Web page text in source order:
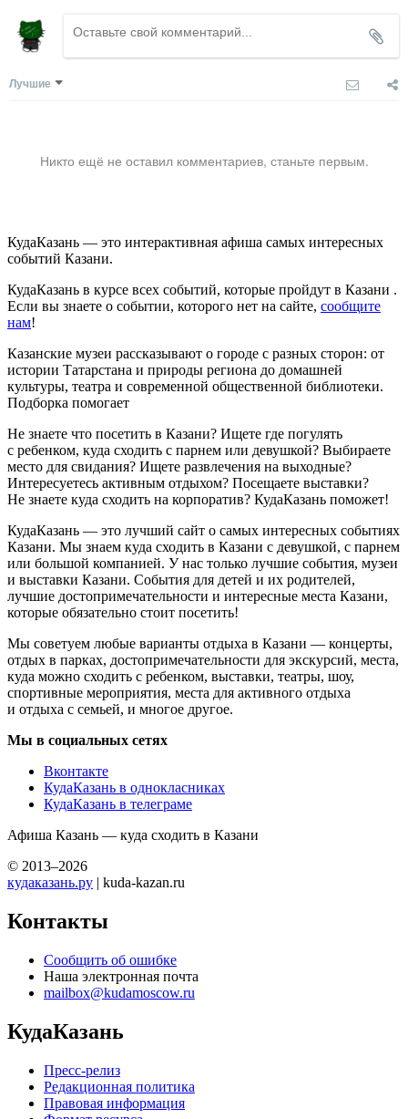
Лучшие
Никто ещё не оставил комментариев, станьте первым.
КудаКазань — это интерактивная афиша самых интересных
событий Казани.
КудаКазань в курсе всех событий, которые пройдут в Казани .
Если вы знаете о событии, которого нет на сайте, сообщите
нам!
Казанские музеи рассказывают о городе с разных сторон: от
истории Татарстана и природы региона до домашней
культуры, театра и современной общественной библиотеки.
Подборка помогает
Не знаете что посетить в Казани? Ищете где погулять
с ребенком, куда сходить с парнем или девушкой? Выбираете
место для свидания? Ищете развлечения на выходные?
Интересуетесь активным отдыхом? Посещаете выставки?
Не знаете куда сходить на корпоратив? КудаКазань поможет!
КудаКазань — это лучший сайт о самых интересных событиях
Казани. Мы знаем куда сходить в Казани с девушкой, с парнем
или большой компанией. У нас только лучшие события, музеи
и выставки Казани. События для детей и их родителей,
лучшие достопримечательности и интересные места Казани,
которые обязательно стоит посетить!
Мы советуем любые варианты отдыха в Казани — концерты,
отдых в парках, достопримечательности для экскурсий, места,
куда можно сходить с ребенком, выставки, театры, шоу,
спортивные мероприятия, места для активного отдыха
и отдыха с семьей, и многое другое.
Мы в социальных сетях
Вконтакте
КудаКазань в однокласниках
КудаКазань в телеграме
Афиша Казань — куда сходить в Казани
© 2013–2026
кудаказань.ру | kuda-kazan.ru
Контакты
Сообщить об ошибке
Наша электронная почта
mailbox@kudamoscow.ru
КудаКазань
Пресс-релиз
Редакционная политика
Правовая информация